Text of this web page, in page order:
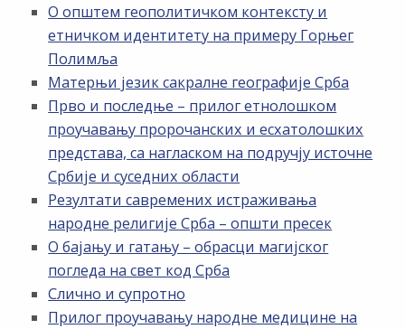
О општем геополитичком контексту и
етничком идентитету на примеру Горњег
Полимља
Матерњи језик сакралне географије Срба
Прво и последње – прилог етнолошком
проучавању пророчанских и есхатолошких
представа, са нагласком на подручју источне
Србије и суседних области
Резултати савремених истраживања
народне религије Срба – општи пресек
О бајању и гатању – обрасци магијског
погледа на свет код Срба
Слично и супротно
Прилог проучавању народне медицине на